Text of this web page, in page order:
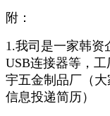
附：
1.我司是一家韩资
USB连接器等，
宇五金制品厂（
信息投递简历）